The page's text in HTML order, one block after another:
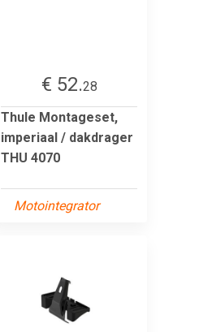
€ 52.28
Thule Montageset,
imperiaal / dakdrager
THU 4070
Motointegrator